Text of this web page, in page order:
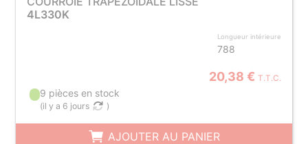
4L330K
Longueur intérieure
788
20,38 € T.T.C.
9 pièces en stock
(il y a 6 jours )
AJOUTER AU PANIER